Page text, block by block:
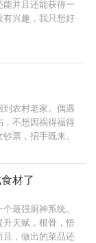
并且还能获得一
兴趣，我只想好
皇朝已经不在。
为无数修士争抢
经变成了一方妖
和你不共戴
当年我和你们王
宝地还是我帮他
？”说着，陈长生
天空瞬间裂成了
吗？禁地之主：
农村老家。偶遇
不想因祸得福得
票，招手既来。
材了
最强厨神系统。
天赋，根骨，悟
，做出的菜品还